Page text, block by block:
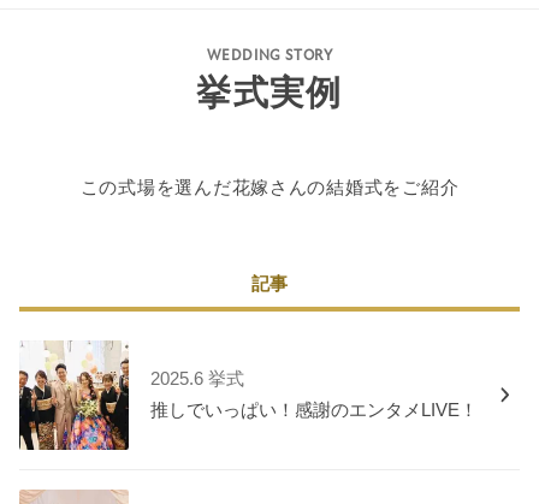
WEDDING STORY
挙式実例
この式場を選んだ花嫁さんの結婚式をご紹介
記事
2025.6 挙式
推しでいっぱい！感謝のエンタメLIVE！